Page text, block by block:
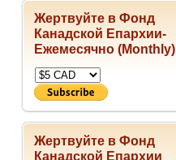
Жертвуйте в Фонд
Канадской Епархии-
Ежемесячно (Monthly)
Жертвуйте в Фонд
Канадской Епархии